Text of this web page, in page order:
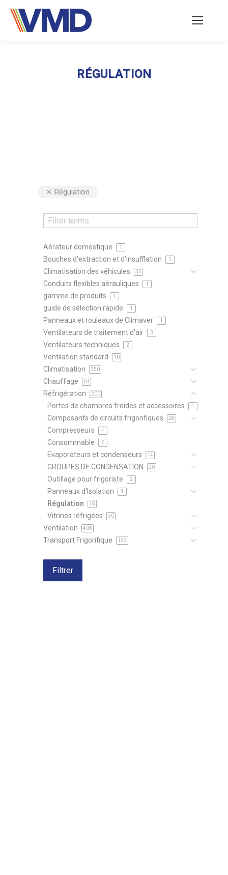
RÉGULATION
Régulation
Aérateur domestique 1
Bouches d'extraction et d'insufflation 1
Climatisation des véhicules 35
Conduits flexibles aérauliques 1
gamme de produits 1
guide de sélection rapide 1
Panneaux et rouleaux de Climaver 1
Ventilateurs de traitement d'air 3
Ventilateurs techniques 2
Ventilation standard 10
Climatisation 350
Chauffage 64
Réfrigération 200
Portes de chambres froides et accessoires 1
Composants de circuits frigorifiques 28
Compresseurs 4
Consommable 6
Evaporateurs et condenseurs 14
GROUPES DE CONDENSATION 20
Outillage pour frigoriste 2
Panneaux d'Isolation 4
Régulation 15
Vitrines réfrigées 30
Ventilation 408
Transport Frigorifique 123
Filtrer